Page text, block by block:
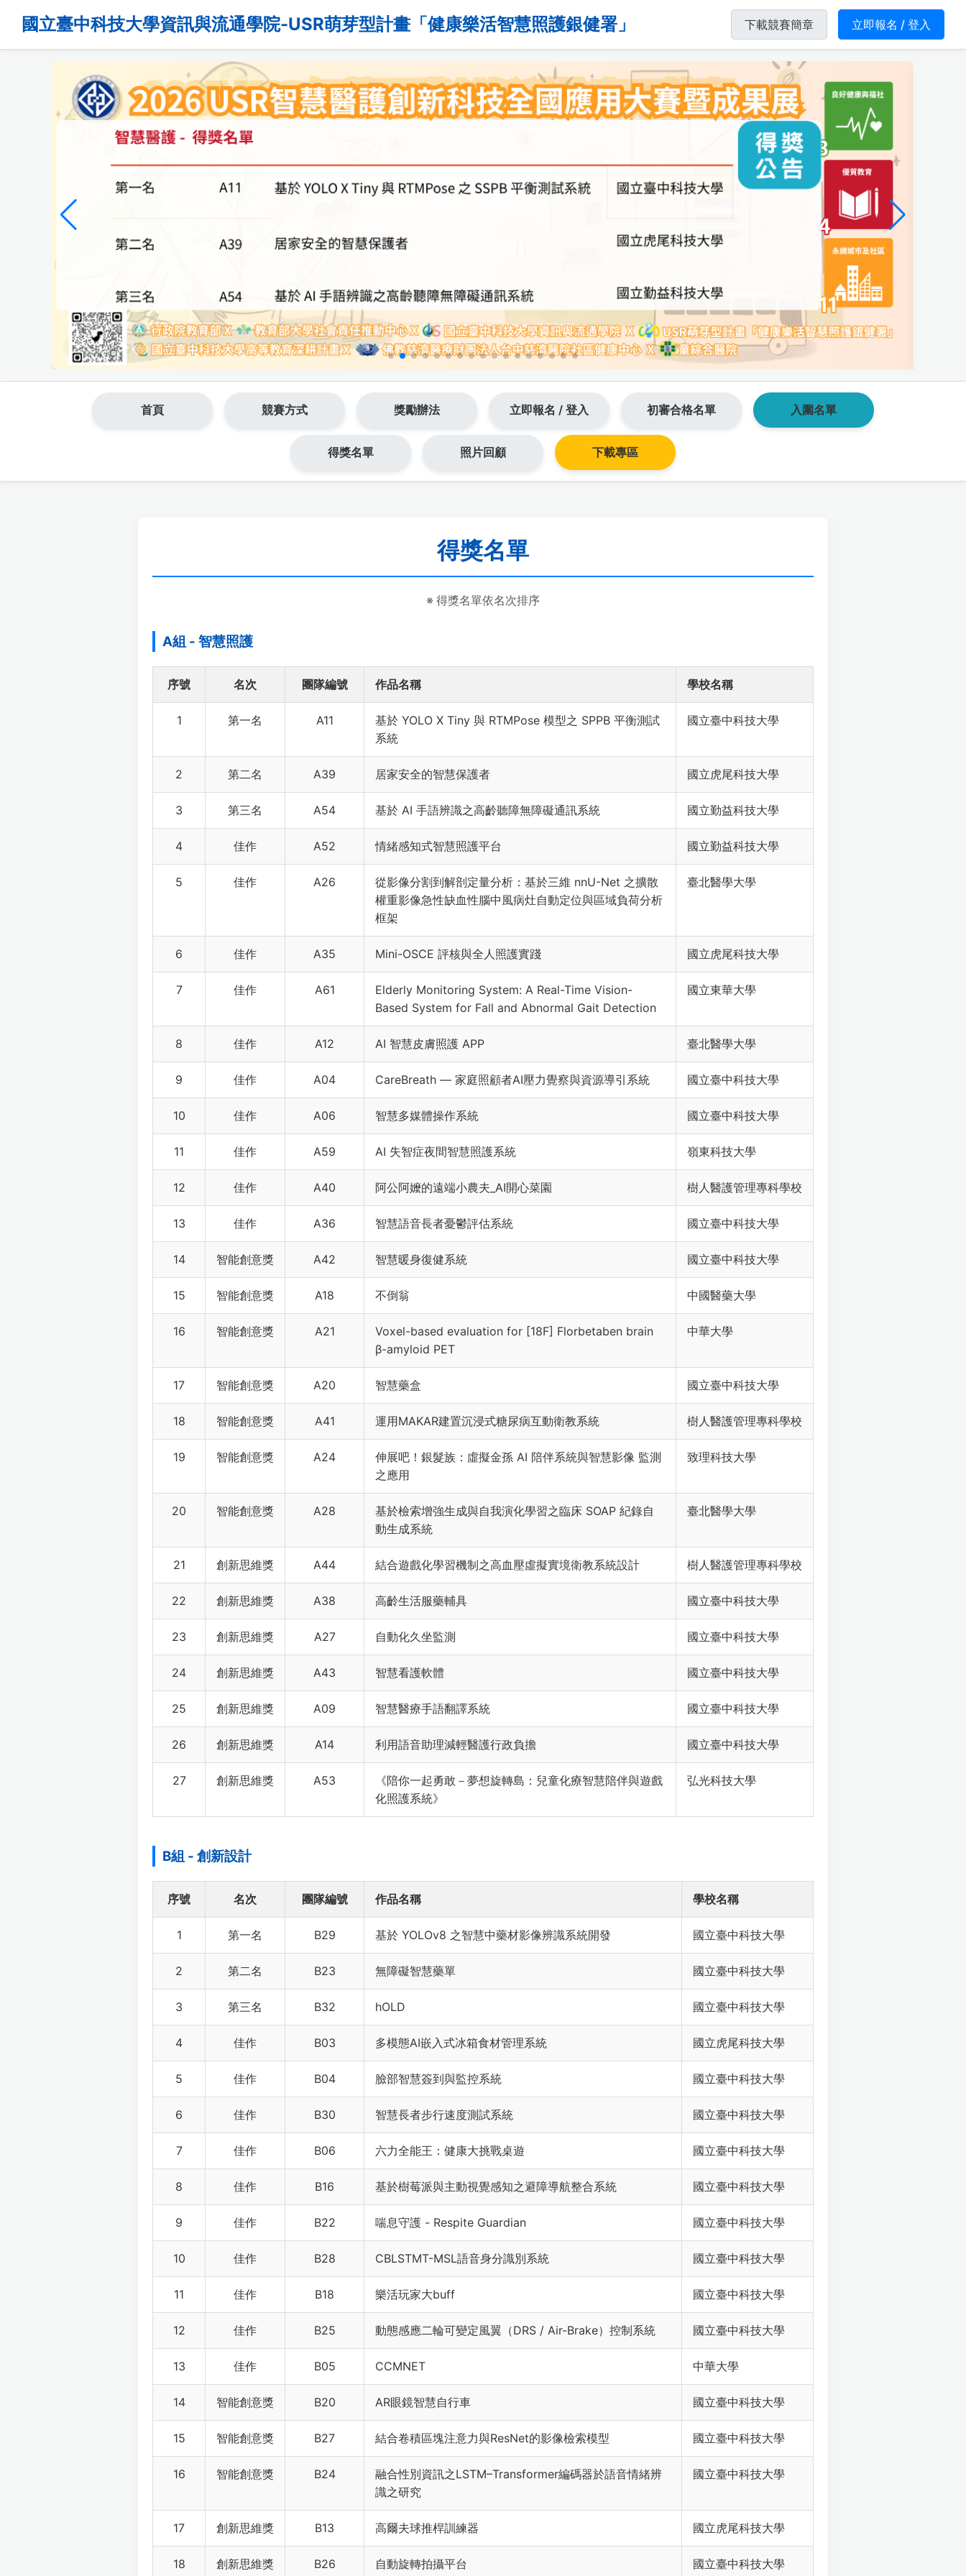
國立臺中科技大學資訊與流通學院-USR萌芽型計畫「健康樂活智慧照護銀健署」 下載競賽簡章 立即報名 / 登入
首頁 競賽方式 獎勵辦法 立即報名 / 登入 初審合格名單 入圍名單
得獎名單 照片回顧 下載專區
得獎名單
※ 得獎名單依名次排序
A組 - 智慧照護
序號 名次 團隊編號 作品名稱 學校名稱
1 第一名 A11
基於 YOLO X Tiny 與 RTMPose 模型之 SPPB 平衡測試
系統
國立臺中科技大學
2 第二名 A39 居家安全的智慧保護者 國立虎尾科技大學
3 第三名 A54 基於 AI 手語辨識之高齡聽障無障礙通訊系統 國立勤益科技大學
4 佳作 A52 情緒感知式智慧照護平台 國立勤益科技大學
5 佳作 A26
從影像分割到解剖定量分析：基於三維 nnU-Net 之擴散
權重影像急性缺血性腦中風病灶自動定位與區域負荷分析
框架
臺北醫學大學
6 佳作 A35 Mini-OSCE 評核與全人照護實踐 國立虎尾科技大學
7 佳作 A61
Elderly Monitoring System: A Real-Time Vision-
Based System for Fall and Abnormal Gait Detection
國立東華大學
8 佳作 A12 AI 智慧皮膚照護 APP 臺北醫學大學
9 佳作 A04 CareBreath — 家庭照顧者AI壓力覺察與資源導引系統 國立臺中科技大學
10 佳作 A06 智慧多媒體操作系統 國立臺中科技大學
11 佳作 A59 AI 失智症夜間智慧照護系統 嶺東科技大學
12 佳作 A40 阿公阿嬤的遠端小農夫_AI開心菜園 樹人醫護管理專科學校
13 佳作 A36 智慧語音長者憂鬱評估系統 國立臺中科技大學
14 智能創意獎 A42 智慧暖身復健系統 國立臺中科技大學
15 智能創意獎 A18 不倒翁 中國醫藥大學
16 智能創意獎 A21
Voxel-based evaluation for [18F] Florbetaben brain
β-amyloid PET
中華大學
17 智能創意獎 A20 智慧藥盒 國立臺中科技大學
18 智能創意獎 A41 運用MAKAR建置沉浸式糖尿病互動衛教系統 樹人醫護管理專科學校
19 智能創意獎 A24
伸展吧！銀髮族：虛擬金孫 AI 陪伴系統與智慧影像 監測
之應用
致理科技大學
20 智能創意獎 A28
基於檢索增強生成與⾃我演化學習之臨床 SOAP 紀錄⾃
動⽣成系統
臺北醫學大學
21 創新思維獎 A44 結合遊戲化學習機制之高血壓虛擬實境衛教系統設計 樹人醫護管理專科學校
22 創新思維獎 A38 高齡生活服藥輔具 國立臺中科技大學
23 創新思維獎 A27 自動化久坐監測 國立臺中科技大學
24 創新思維獎 A43 智慧看護軟體 國立臺中科技大學
25 創新思維獎 A09 智慧醫療手語翻譯系統 國立臺中科技大學
26 創新思維獎 A14 利用語音助理減輕醫護行政負擔 國立臺中科技大學
27 創新思維獎 A53
《陪你一起勇敢－夢想旋轉島：兒童化療智慧陪伴與遊戲
化照護系統》
弘光科技大學
B組 - 創新設計
序號 名次 團隊編號 作品名稱 學校名稱
1 第一名 B29 基於 YOLOv8 之智慧中藥材影像辨識系統開發 國立臺中科技大學
2 第二名 B23 無障礙智慧藥單 國立臺中科技大學
3 第三名 B32 hOLD 國立臺中科技大學
4 佳作 B03 多模態AI嵌入式冰箱食材管理系統 國立虎尾科技大學
5 佳作 B04 臉部智慧簽到與監控系統 國立臺中科技大學
6 佳作 B30 智慧長者步行速度測試系統 國立臺中科技大學
7 佳作 B06 六力全能王：健康大挑戰桌遊 國立臺中科技大學
8 佳作 B16 基於樹莓派與主動視覺感知之避障導航整合系統 國立臺中科技大學
9 佳作 B22 喘息守護 - Respite Guardian 國立臺中科技大學
10 佳作 B28 CBLSTMT-MSL語音身分識別系統 國立臺中科技大學
11 佳作 B18 樂活玩家大buff 國立臺中科技大學
12 佳作 B25 動態感應二輪可變定風翼（DRS / Air-Brake）控制系統 國立臺中科技大學
13 佳作 B05 CCMNET 中華大學
14 智能創意獎 B20 AR眼鏡智慧自行車 國立臺中科技大學
15 智能創意獎 B27 結合卷積區塊注意力與ResNet的影像檢索模型 國立臺中科技大學
16 智能創意獎 B24
融合性別資訊之LSTM–Transformer編碼器於語音情緒辨
識之研究
國立臺中科技大學
17 創新思維獎 B13 高爾夫球推桿訓練器 國立虎尾科技大學
18 創新思維獎 B26 自動旋轉拍攝平台 國立臺中科技大學